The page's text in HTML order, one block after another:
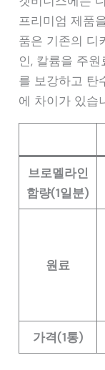
프리미엄 제품
품은 기존의 디
인, 칼륨을 주
를 보강하고 탄
에 차이가 있습
브로멜라인
함량(1일분)
원료
가격(1통)